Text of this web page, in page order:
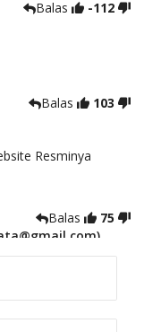
Balas
-112
Balas
103
Resminya
Balas
75
akan kami